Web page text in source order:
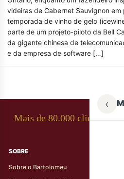
videiras de Cabernet Sauvignon em
temporada de vinho de gelo
parte de um projeto-piloto da Bell
da gigante chinesa de
e da empresa de software […]
‹
Mais de 80.000 clientes
SOBRE
Sobre o Bartolomeu